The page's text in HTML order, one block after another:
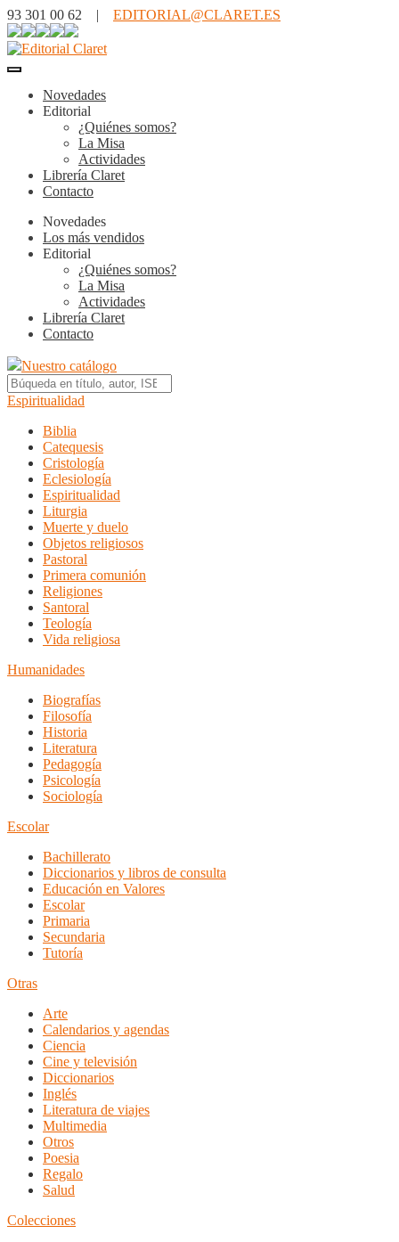
93 301 00 62 | EDITORIAL@CLARET.ES
Novedades
Editorial
¿Quiénes somos?
La Misa
Actividades
Librería Claret
Contacto
Novedades
Los más vendidos
Editorial
¿Quiénes somos?
La Misa
Actividades
Librería Claret
Contacto
Nuestro catálogo
Espiritualidad
Biblia
Catequesis
Cristología
Eclesiología
Espiritualidad
Liturgia
Muerte y duelo
Objetos religiosos
Pastoral
Primera comunión
Religiones
Santoral
Teología
Vida religiosa
Humanidades
Biografías
Filosofía
Historia
Literatura
Pedagogía
Psicología
Sociología
Escolar
Bachillerato
Diccionarios y libros de consulta
Educación en Valores
Escolar
Primaria
Secundaria
Tutoría
Otras
Arte
Calendarios y agendas
Ciencia
Cine y televisión
Diccionarios
Inglés
Literatura de viajes
Multimedia
Otros
Poesia
Regalo
Salud
Colecciones